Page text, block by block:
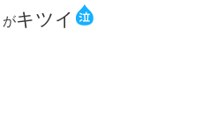
がキツイ